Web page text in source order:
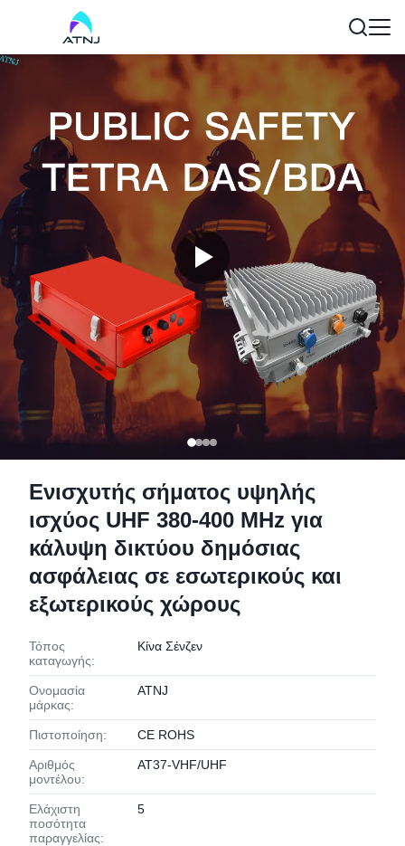
Ενισχυτής σήματος υψηλής
ισχύος UHF 380-400 MHz για
κάλυψη δικτύου δημόσιας
ασφάλειας σε εσωτερικούς και
εξωτερικούς χώρους
Τόπος
καταγωγής:
Κίνα Σένζεν
Ονομασία
μάρκας:
ATNJ
Πιστοποίηση: CE ROHS
Αριθμός
μοντέλου:
AT37-VHF/UHF
Ελάχιστη
ποσότητα
παραγγελίας:
5